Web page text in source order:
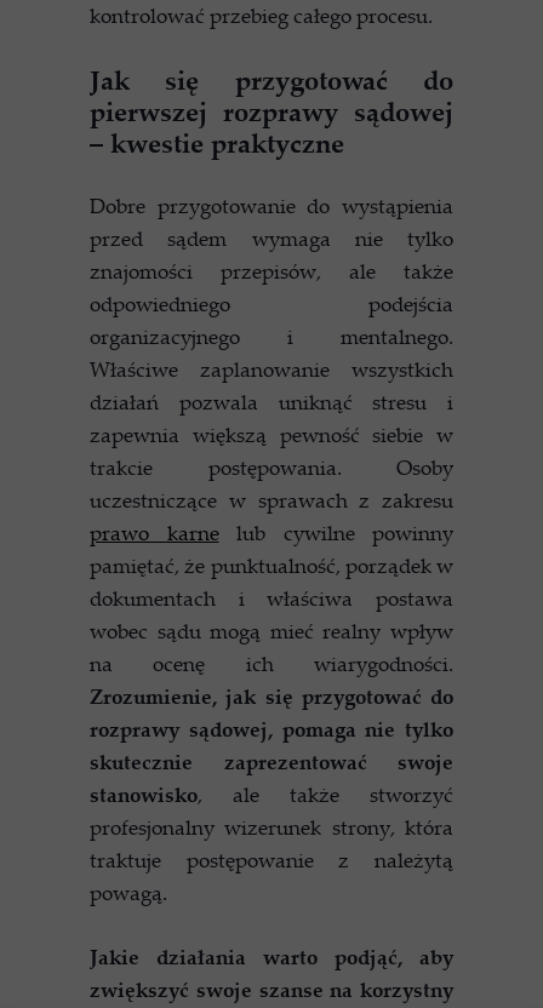
kontrolować przebieg całego procesu.
Jak się przygotować do
pierwszej rozprawy sądowej
– kwestie praktyczne
Dobre przygotowanie do wystąpienia
przed sądem wymaga nie tylko
znajomości przepisów, ale także
odpowiedniego podejścia
organizacyjnego i mentalnego.
Właściwe zaplanowanie wszystkich
działań pozwala uniknąć stresu i
zapewnia większą pewność siebie w
trakcie postępowania. Osoby
uczestniczące w sprawach z zakresu
prawo karnelub cywilne powinny
pamiętać, że punktualność, porządek w
dokumentach i właściwa postawa
wobec sądu mogą mieć realny wpływ
na ocenę ich wiarygodności.
Zrozumienie, jak się przygotować do
rozprawy sądowej, pomaga nie tylko
skutecznie zaprezentować swoje
stanowisko, ale także stworzyć
profesjonalny wizerunek strony, która
traktuje postępowanie z należytą
powagą.
Jakie działania warto podjąć, aby
zwiększyć swoje szanse na korzystny